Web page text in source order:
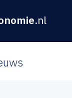
.nl